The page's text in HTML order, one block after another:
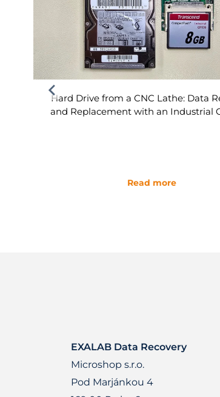
Hard Drive from a CNC Lathe: Data
and Replacement with an Industrial
Read more
EXALAB Data Recovery
Microshop s.r.o.
Pod Marjánkou 4